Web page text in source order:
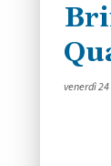
venerdì